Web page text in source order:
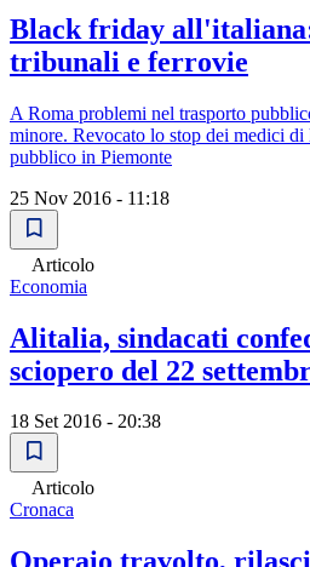
Black friday
tribunali e ferrovie
A Roma problemi nel trasporto
minore. Revocato lo stop dei medici
pubblico in Piemonte
25 Nov 2016 - 11:18
Articolo
Economia
Alitalia, sindacati
sciopero del 22
18 Set 2016 - 20:38
Articolo
Cronaca